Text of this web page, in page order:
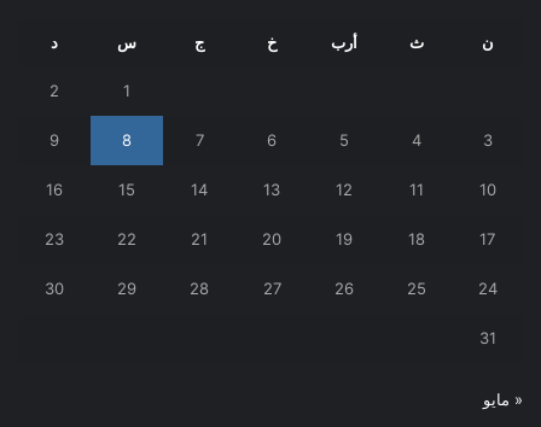
ن ث أرب خ ج س د
1
2
3
4
5
6
7
8
9
10
11
12
13
14
15
16
17
18
19
20
21
22
23
24
25
26
27
28
29
30
31
« مايو